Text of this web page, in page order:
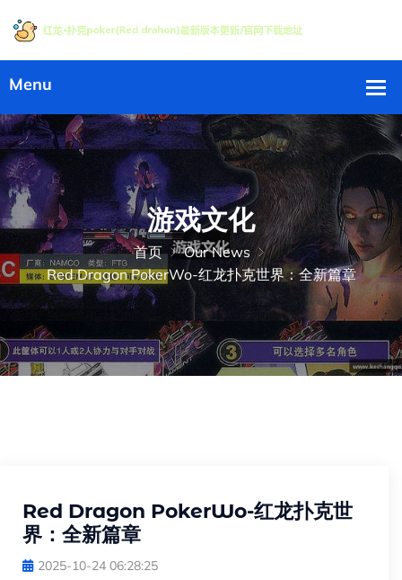
游戏文化
首页
Our News
Red Dragon PokerWo-红龙扑克世界：全新篇章
Red Dragon PokerWo-红龙扑克世
界：全新篇章
2025-10-24 06:28:25